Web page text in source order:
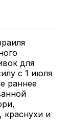
для
с 1 июля
раннее
краснухи и